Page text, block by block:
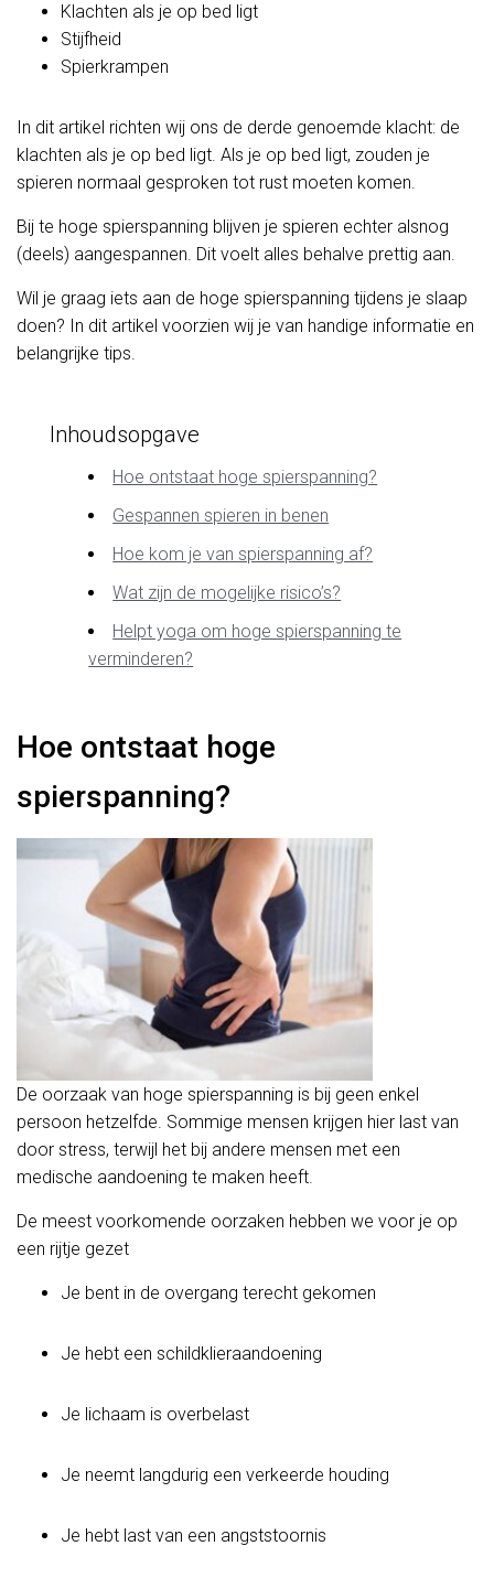
Klachten als je op bed ligt
Stijfheid
Spierkrampen
In dit artikel richten wij ons de derde genoemde klacht: de
klachten als je op bed ligt. Als je op bed ligt, zouden je
spieren normaal gesproken tot rust moeten komen.
Bij te hoge spierspanning blijven je spieren echter alsnog
(deels) aangespannen. Dit voelt alles behalve prettig aan.
Wil je graag iets aan de hoge spierspanning tijdens je slaap
doen? In dit artikel voorzien wij je van handige informatie en
belangrijke tips.
Inhoudsopgave
Hoe ontstaat hoge spierspanning?
Gespannen spieren in benen
Hoe kom je van spierspanning af?
Wat zijn de mogelijke risico’s?
Helpt yoga om hoge spierspanning te
verminderen?
Hoe ontstaat hoge
spierspanning?
De oorzaak van hoge spierspanning is bij geen enkel
persoon hetzelfde. Sommige mensen krijgen hier last van
door stress, terwijl het bij andere mensen met een
medische aandoening te maken heeft.
De meest voorkomende oorzaken hebben we voor je op
een rijtje gezet
Je bent in de overgang terecht gekomen
Je hebt een schildklieraandoening
Je lichaam is overbelast
Je neemt langdurig een verkeerde houding
Je hebt last van een angststoornis